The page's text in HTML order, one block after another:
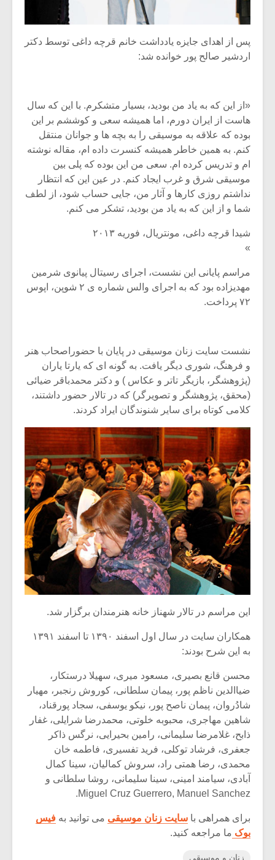
پس از اهدای جایزه یادداشت خانم قرچه داغی توسط دکتر
اردشیر صالح پور خوانده شد:
«از این که به یاد من بودید، بسیار متشکرم. با این که سال
هاست از ایران دورم، اما همیشه سعی و کوششم بر این
بوده که علاقه به موسیقی را به بچه ها و جوانان منتقل
کنم. به همین خاطر همیشه کنسرت داده ام، مقاله نوشته
ام و تدریس کرده ام. سعی من این بوده که پلی بین
موسیقی شرق و غرب ایجاد کنم. در عین این که انتظار
نداشتم روزی کارها و آثار من، جایی حساب شود، از لطف
شما و از این که به یاد من بودید، تشکر می کنم.
شیدا قرچه داغی، مونتریال، فوریه ۲۰۱۳
»
مراسم پایانی این نشست، اجرای رسیتال پیانوی شرمین
مهدیزاده بود که به اجرای والس شماره ی ۲ شوپن، اپوس
۷۲ پرداخت.
نشست سایت زنان موسیقی در پایان با حضوراصحاب هنر
و فرهنگ، شوری دیگر یافت. به گونه ای که یارتا یاران
(پژوهشگر، بازیگر تاتر و عکاس ) و دکتر محمدباقر ضیائی
(محقق، پژوهشگر و تصویرگر) که در تالار حضور داشتند،
کلامی کوتاه برای سایر شنوندگان ایراد کردند.
این مراسم در تالار شهناز خانه هنرمندان برگزار شد.
همکاران سایت در سال اول اسفند ۱۳۹۰ تا اسفند ۱۳۹۱
به این شرح بودند:
محسن قانع بصیری، مسعود میری، سهیلا درستکار،
ضیاالدین ناظم پور، پیمان سلطانی، کوروش رنجبر، مهیار
شادُروان، پیمان ناصح پور، نیکو یوسفی، سجاد پورقناد،
شاهین مهاجری، محبوبه خلوتی، محمدرضا شرایلی، غفار
ذابح، غلامرضا سلیمانی، رامین بحیرایی، نرگس ذاکر
جعفری، فرشاد توکلی، فرید تفسیری، فاطمه خان
محمدی، رضا همتی راد، سروش کمالیان، سینا کمال
آبادی، سیامند امینی، سینا سلیمانی، روشا سلطانی و
Miguel Cruz Guerrero, Manuel Sanchez.
برای همراهی با سایت زنان موسیقی می توانید به فیس
بوک ما مراجعه کنید.
زنان و موسیقی